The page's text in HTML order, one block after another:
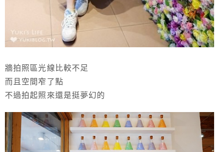
牆拍照區光線比較不足
而且空間窄了點
不過拍起照來還是挺夢幻的